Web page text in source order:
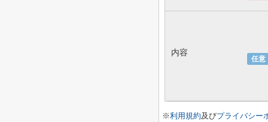
任意
内容
※利用規約及びプライバシー